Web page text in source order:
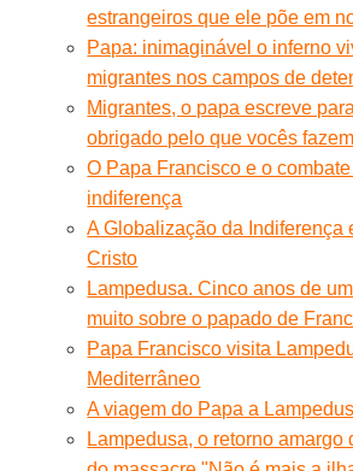
estrangeiros que ele põe em
Papa: inimaginável o inferno
migrantes nos campos de
Migrantes, o papa escreve
obrigado pelo que vocês fazem
O Papa Francisco e o
indiferença
A Globalização da Indiferença
Cristo
Lampedusa. Cinco anos de
muito sobre o papado de
Papa Francisco visita
Mediterrâneo
A viagem do Papa a
Lampedusa, o retorno amargo